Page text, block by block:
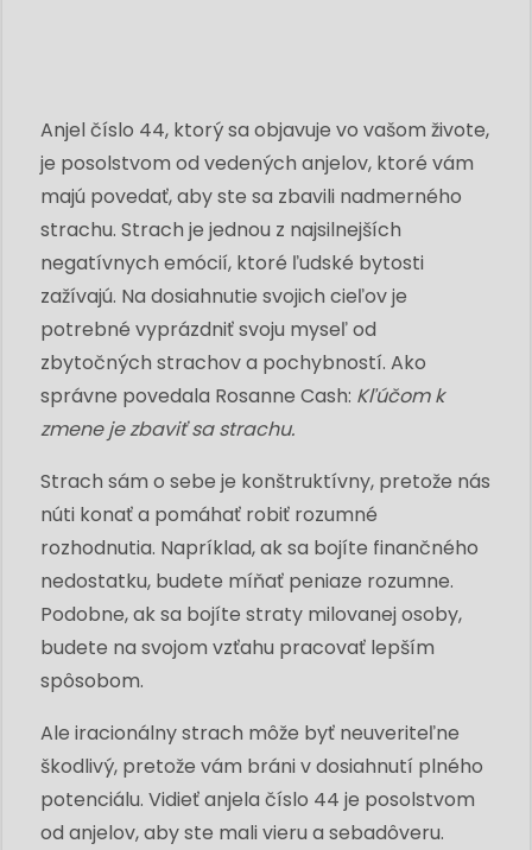
Anjel číslo 44, ktorý sa objavuje vo vašom živote,
je posolstvom od vedených anjelov, ktoré vám
majú povedať, aby ste sa zbavili nadmerného
strachu. Strach je jednou z najsilnejších
negatívnych emócií, ktoré ľudské bytosti
zažívajú. Na dosiahnutie svojich cieľov je
potrebné vyprázdniť svoju myseľ od
zbytočných strachov a pochybností. Ako
správne povedala Rosanne Cash: Kľúčom k
zmene je zbaviť sa strachu.
Strach sám o sebe je konštruktívny, pretože nás
núti konať a pomáhať robiť rozumné
rozhodnutia. Napríklad, ak sa bojíte finančného
nedostatku, budete míňať peniaze rozumne.
Podobne, ak sa bojíte straty milovanej osoby,
budete na svojom vzťahu pracovať lepším
spôsobom.
Ale iracionálny strach môže byť neuveriteľne
škodlivý, pretože vám bráni v dosiahnutí plného
potenciálu. Vidieť anjela číslo 44 je posolstvom
od anjelov, aby ste mali vieru a sebadôveru.